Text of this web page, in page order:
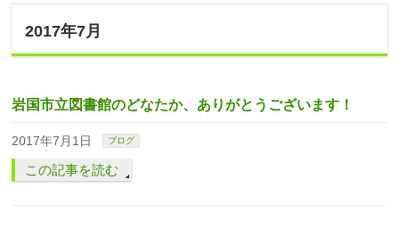
2017年7月
岩国市立図書館のどなたか、ありがとうございます！
2017年7月1日 ブログ
この記事を読む